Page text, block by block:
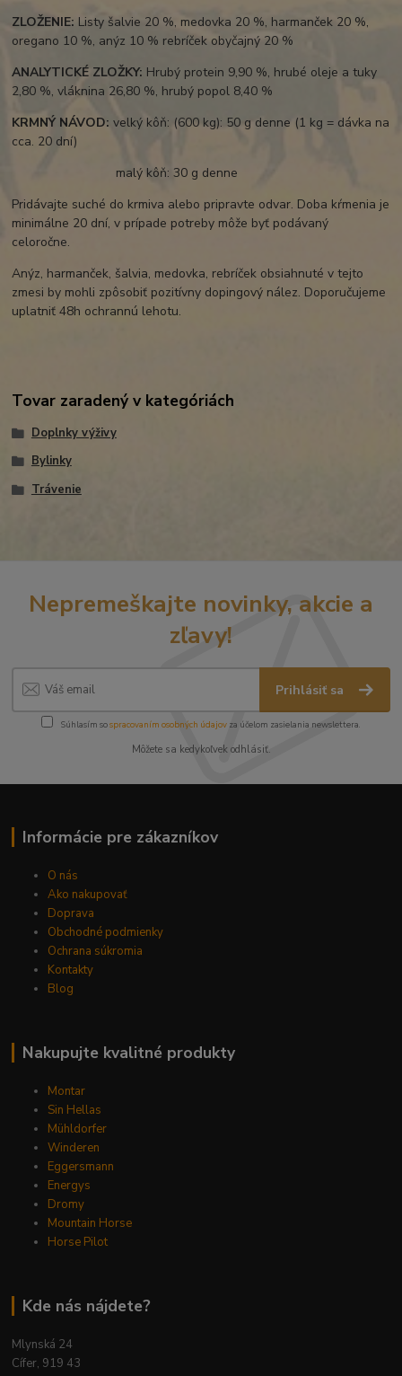
ZLOŽENIE: Listy šalvie 20 %, medovka 20 %, harmanček 20 %,
oregano 10 %, anýz 10 % rebríček obyčajný 20 %
ANALYTICKÉ ZLOŽKY: Hrubý protein 9,90 %, hrubé oleje a tuky
2,80 %, vláknina 26,80 %, hrubý popol 8,40 %
KRMNÝ NÁVOD: velký kôň: (600 kg): 50 g denne (1 kg = dávka na
cca. 20 dní)
malý kôň: 30 g denne
Pridávajte suché do krmiva alebo pripravte odvar. Doba kŕmenia je
minimálne 20 dní, v prípade potreby môže byť podávaný
celoročne.
Anýz, harmanček, šalvia, medovka, rebríček obsiahnuté v tejto
zmesi by mohli zpôsobiť pozitívny dopingový nález. Doporučujeme
uplatniť 48h ochrannú lehotu.
Tovar zaradený v kategóriách
Doplnky výživy
Bylinky
Trávenie
Nepremeškajte novinky, akcie a
zľavy!
Prihlásiť sa
Súhlasím sospracovaním osobných údajov za účelom zasielania newslettera.
Môžete sa kedykoľvek odhlásiť.
Informácie pre zákazníkov
O nás
Ako nakupovať
Doprava
Obchodné podmienky
Ochrana súkromia
Kontakty
Blog
Nakupujte kvalitné produkty
Montar
Sin Hellas
Mühldorfer
Winderen
Eggersmann
Energys
Dromy
Mountain Horse
Horse Pilot
Kde nás nájdete?
Mlynská 24
Cífer, 919 43